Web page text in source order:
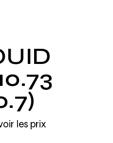
les prix